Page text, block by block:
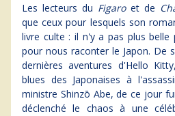
Les lecteurs du Figaroet de
que ceux pour lesquels son
livre culte : il n'y a pas plus belle
pour nous raconter le Japon. De
dernières aventures d'Hello
blues des Japonaises à
ministre Shinzō Abe, de ce jour
déclenché le chaos à une